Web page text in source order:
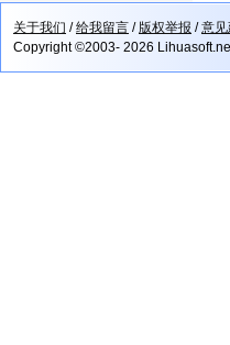
关于我们 /给我留言 /版权举报 /意见
Copyright ©2003- 2026